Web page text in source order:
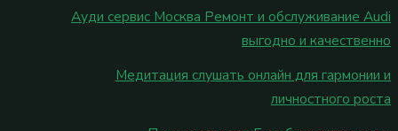
Ауди сервис Москва Ремонт и обслуживание Audi
выгодно и качественно
Медитация слушать онлайн для гармонии и
личностного роста